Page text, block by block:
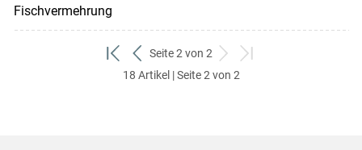
Fischvermehrung
zum
ersten
zurück
zum
Seite 2 von 2
weiter
zum
zum
18 Artikel | Seite 2 von 2